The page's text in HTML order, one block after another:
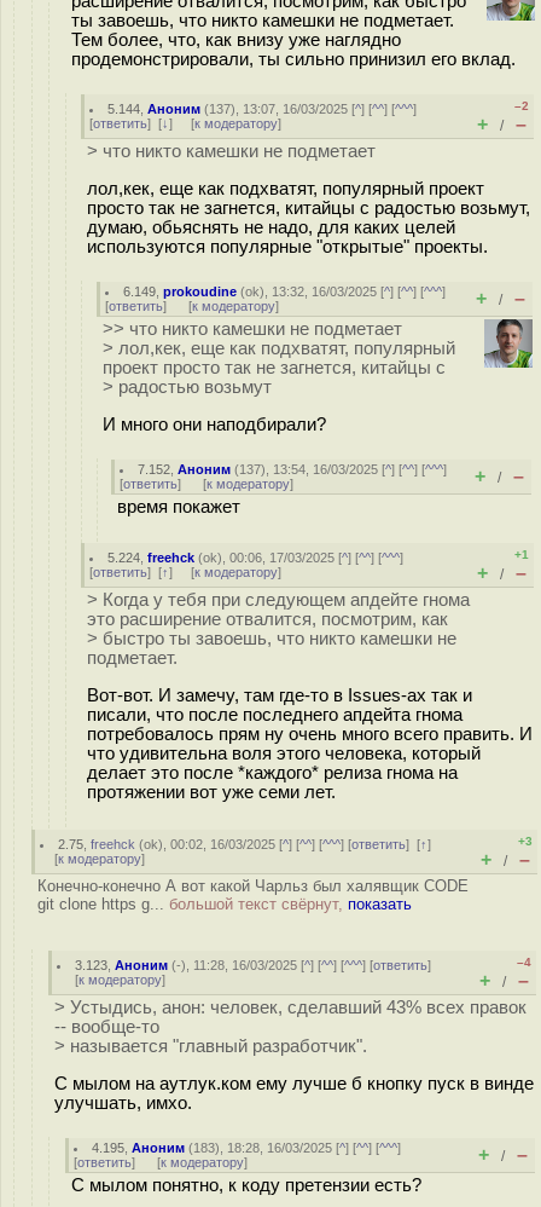
ты завоешь, что никто камешки не подметает.
Тем более, что, как внизу уже наглядно
продемонстрировали, ты сильно принизил его вклад.
5.144 ,Аноним (137), 13:07, 16/03/2025 [^] [^^] [^^^]
[ответить] [↓] [к модератору]
–2
+ / –
> что никто камешки не подметает
лол,кек, еще как подхватят, популярный проект
просто так не загнется, китайцы с радостью возьмут,
думаю, обьяснять не надо, для каких целей
используются популярные "открытые" проекты.
6.149 ,prokoudine (ok), 13:32, 16/03/2025 [^] [^^] [^^^]
[ответить] [к модератору] + / –
>> что никто камешки не подметает
> лол,кек, еще как подхватят, популярный
проект просто так не загнется, китайцы с
> радостью возьмут
И много они наподбирали?
7.152 ,Аноним (137), 13:54, 16/03/2025 [^] [^^] [^^^]
[ответить] [к модератору] + / –
время покажет
5.224 ,freehck (ok), 00:06, 17/03/2025 [^] [^^] [^^^]
[ответить] [↑] [к модератору]
+1
+ / –
> Когда у тебя при следующем апдейте гнома
это расширение отвалится, посмотрим, как
> быстро ты завоешь, что никто камешки не
подметает.
Вот-вот. И замечу, там где-то в Issues-ах так и
писали, что после последнего апдейта гнома
потребовалось прям ну очень много всего править. И
что удивительна воля этого человека, который
делает это после *каждого* релиза гнома на
протяжении вот уже семи лет.
2.75 ,freehck (ok), 00:02, 16/03/2025 [^] [^^] [^^^] [ответить][↑]
[к модератору]
+3
+ / –
Конечно-конечно А вот какой Чарльз был халявщик CODE
git clone https g... большой текст свёрнут, показать
3.123 ,Аноним (-), 11:28, 16/03/2025 [^] [^^] [^^^] [ответить]
[к модератору]
–4
+ / –
> Устыдись, анон: человек, сделавший 43% всех правок
-- вообще-то
> называется "главный разработчик".
С мылом на аутлук.ком ему лучше б кнопку пуск в винде
улучшать, имхо.
4.195 ,Аноним (183), 18:28, 16/03/2025 [^] [^^] [^^^]
[ответить] [к модератору] + / –
С мылом понятно, к коду претензии есть?